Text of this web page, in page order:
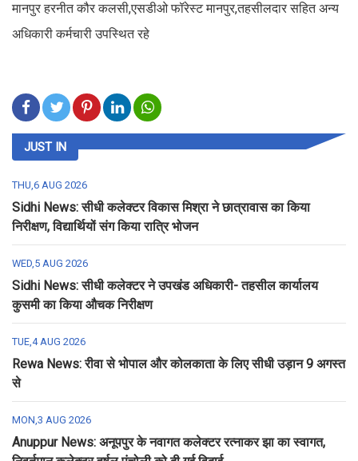
मानपुर हरनीत कौर कलसी,एसडीओ फॉरेस्ट मानपुर,तहसीलदार सहित अन्य
अधिकारी कर्मचारी उपस्थित रहे
JUST IN
THU,6 AUG 2026
Sidhi News: सीधी कलेक्टर विकास मिश्रा ने छात्रावास का किया
निरीक्षण, विद्यार्थियों संग किया रात्रि भोजन
WED,5 AUG 2026
Sidhi News: सीधी कलेक्टर ने उपखंड अधिकारी- तहसील कार्यालय
कुसमी का किया औचक निरीक्षण
TUE,4 AUG 2026
Rewa News: रीवा से भोपाल और कोलकाता के लिए सीधी उड़ान 9 अगस्त
से
MON,3 AUG 2026
Anuppur News: अनूपपुर के नवागत कलेक्टर रत्नाकर झा का स्वागत,